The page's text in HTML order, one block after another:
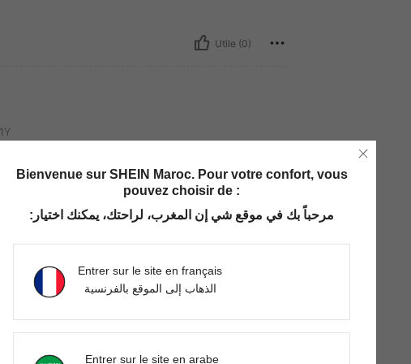
Utile (0)
Bienvenue sur SHEIN Maroc. Pour votre confort, vous
pouvez choisir de :
مرحباً بك في موقع شي إن المغرب، لراحتك، يمكنك اختيار:
Entrer sur le site en français
الذهاب إلى الموقع بالفرنسية
Entrer sur le site en arabe